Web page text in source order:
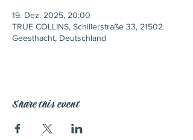
19. Dez. 2025, 20:00
TRUE COLLINS, Schillerstraße 33, 21502
Geesthacht, Deutschland
Share this event